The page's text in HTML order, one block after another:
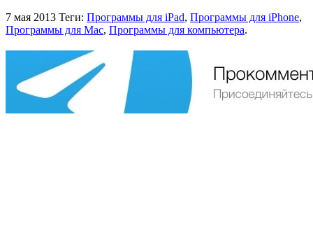
7 мая 2013 Теги: Программы для iPad, Программы для iPhone,
Программы для Mac, Программы для компьютера.